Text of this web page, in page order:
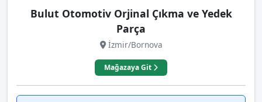
Bulut Otomotiv Orjinal Çıkma ve Yedek
Parça
İzmir/Bornova
Mağazaya Git